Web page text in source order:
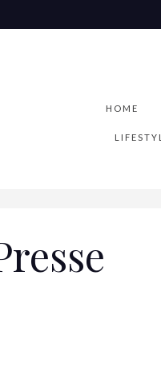
HOME